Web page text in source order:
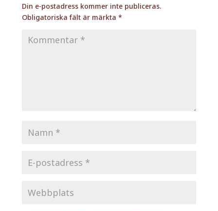
Din e-postadress kommer inte publiceras.
Obligatoriska fält är märkta *